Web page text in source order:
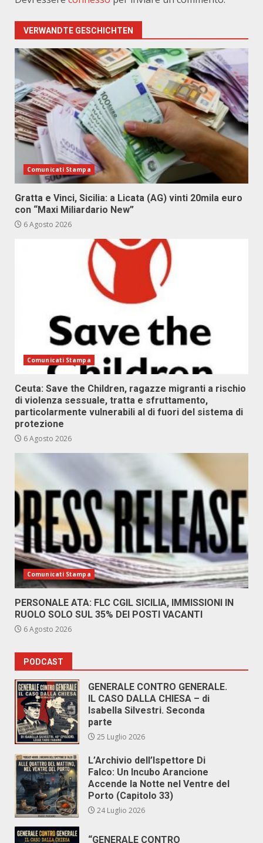
VERWANDTE GESCHICHTEN
Comunicati Stampa
Gratta e Vinci, Sicilia: a Licata (AG) vinti 20mila euro
con “Maxi Miliardario New”
6 Agosto 2026
Comunicati Stampa
Ceuta: Save the Children, ragazze migranti a rischio
di violenza sessuale, tratta e sfruttamento,
particolarmente vulnerabili al di fuori del sistema di
protezione
6 Agosto 2026
Comunicati Stampa
PERSONALE ATA: FLC CGIL SICILIA, IMMISSIONI IN
RUOLO SOLO SUL 35% DEI POSTI VACANTI
6 Agosto 2026
PODCAST
GENERALE CONTRO GENERALE.
IL CASO DALLA CHIESA – di
Isabella Silvestri. Seconda
parte
25 Luglio 2026
L’Archivio dell’Ispettore Di
Falco: Un Incubo Arancione
Accende la Notte nel Ventre del
Porto (Capitolo 33)
24 Luglio 2026
“GENERALE CONTRO